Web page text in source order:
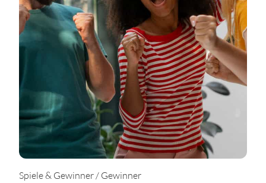
Spiele & Gewinner / Gewinner